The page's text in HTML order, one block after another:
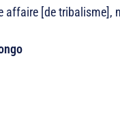
affaire [de tribalisme],